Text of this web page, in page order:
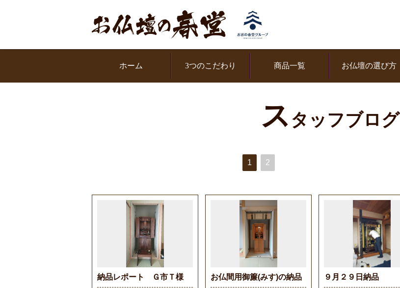
ホーム 3つのこだわり 商品一覧 お仏壇の選び方
ス タッフブログ
1 2
納品レポート Ｇ市Ｔ様 お仏間用御簾(みす)の納品 ９月２９日納品